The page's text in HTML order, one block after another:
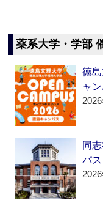
薬系大学・学部
徳
ャ
同
パ